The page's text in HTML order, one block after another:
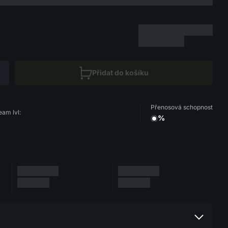
Přidat do košíku
lvl:
Přenosová schopnost
%